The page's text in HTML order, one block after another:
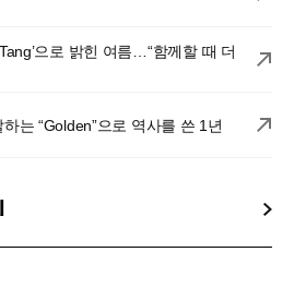
으로 밝힌 여름…“함께할 때 더
는 “Golden”으로 역사를 쓴 1년